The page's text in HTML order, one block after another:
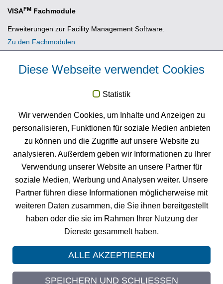
VISAFM Fachmodule
Erweiterungen zur Facility Management Software.
Zu den Fachmodulen
PROJECT.
Zu den News
FMRaumbuch testen
Testen Sie unsere Facility Management Software 4 Monate
gratis.
Testversion anfordern
Diese Webseite verwendet Cookies
Statistik
Wir verwenden Cookies, um Inhalte und Anzeigen zu
personalisieren, Funktionen für soziale Medien anbieten
zu können und die Zugriffe auf unsere Website zu
analysieren. Außerdem geben wir Informationen zu Ihrer
Verwendung unserer Website an unsere Partner für
soziale Medien, Werbung und Analysen weiter. Unsere
Partner führen diese Informationen möglicherweise mit
weiteren Daten zusammen, die Sie ihnen bereitgestellt
haben oder die sie im Rahmen Ihrer Nutzung der
Dienste gesammelt haben.
ALLE AKZEPTIEREN
SPEICHERN UND SCHLIESSEN